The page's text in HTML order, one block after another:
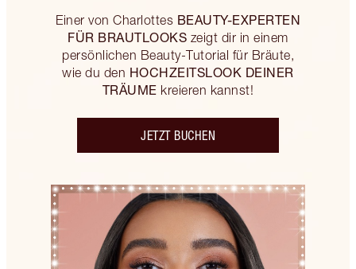
Einer von Charlottes BEAUTY-EXPERTEN
FÜR BRAUTLOOKS zeigt dir in einem
persönlichen Beauty-Tutorial für Bräute,
wie du den HOCHZEITSLOOK DEINER
TRÄUME kreieren kannst!
JETZT BUCHEN